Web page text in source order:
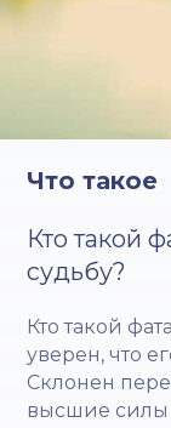
Что такое
Кто такой
судьбу?
Кто такой
уверен, что
Склонен
высшие силы